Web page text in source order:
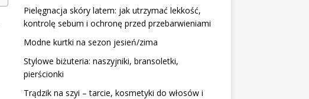
Pielęgnacja skóry latem: jak utrzymać lekkość,
kontrolę sebum i ochronę przed przebarwieniami
Modne kurtki na sezon jesień/zima
Stylowe biżuteria: naszyjniki, bransoletki,
pierścionki
Trądzik na szyi – tarcie, kosmetyki do włosów i